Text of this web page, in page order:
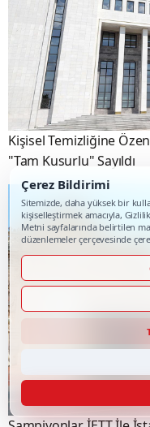
Kişisel Temizliğine
"Tam Kusurlu" Sayıldı
Çerez Bildirimi
Sitemizde, daha yüksek bir
kişiselleştirmek amacıyla,
Metni sayfalarında belirtilen
düzenlemeler çerçevesinde